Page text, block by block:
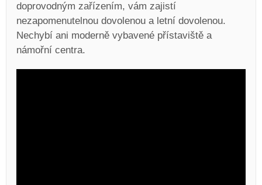
doprovodným zařízením, vám zajistí
nezapomenutelnou dovolenou a letní dovolenou.
Nechybí ani moderně vybavené přístaviště a
námořní centra.